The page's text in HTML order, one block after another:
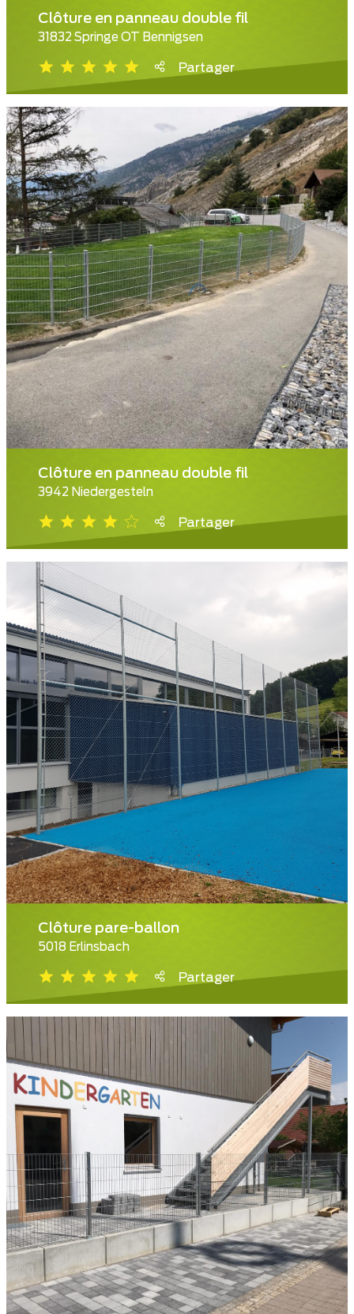
Clôture en panneau double fil
31832 Springe OT Bennigsen
Partager
Clôture en panneau double fil
3942 Niedergesteln
Partager
Clôture pare-ballon
5018 Erlinsbach
Partager